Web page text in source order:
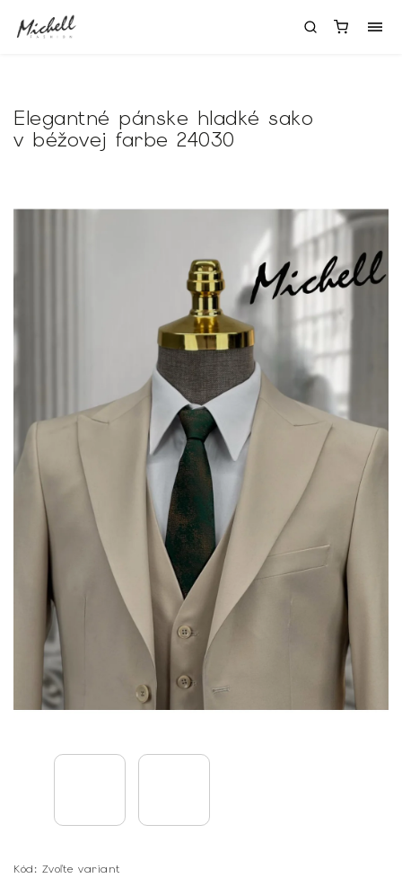
Elegantné pánske hladké sako
v béžovej farbe 24030
Kód: Zvoľte variant